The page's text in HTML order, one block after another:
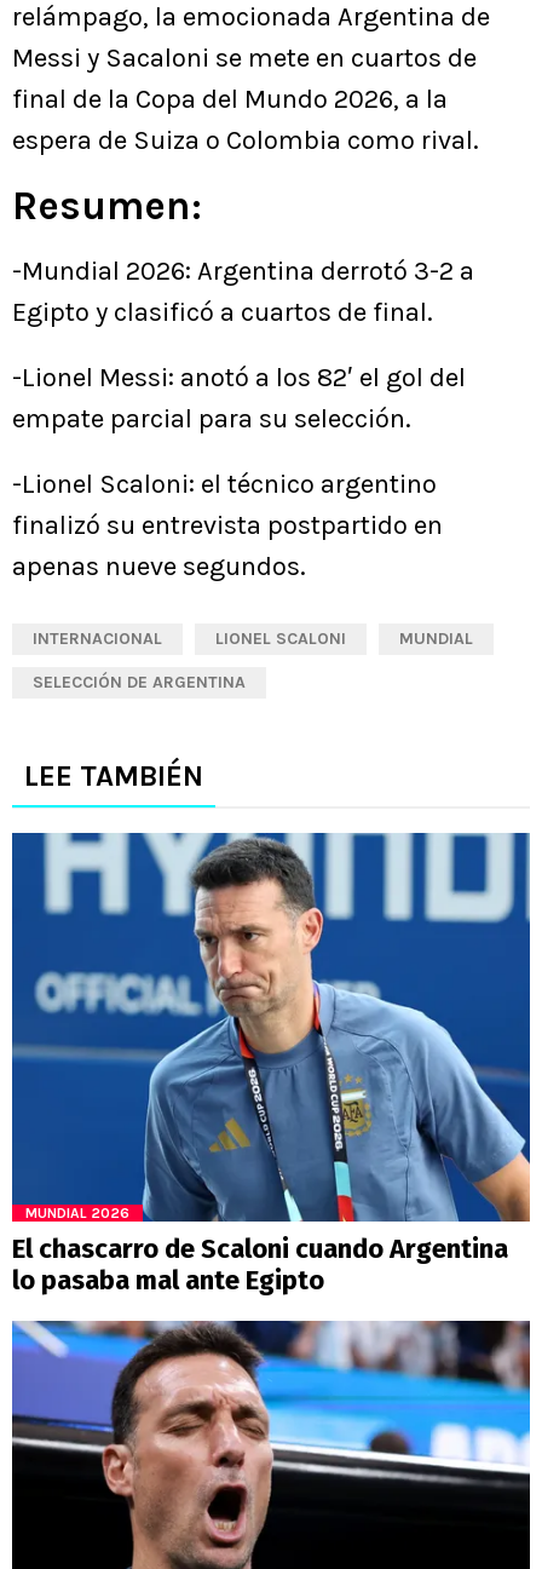
relámpago, la emocionada Argentina de
Messi y Sacaloni se mete en cuartos de
final de la Copa del Mundo 2026, a la
espera de Suiza o Colombia como rival.
Resumen:
-Mundial 2026: Argentina derrotó 3-2 a
Egipto y clasificó a cuartos de final.
-Lionel Messi: anotó a los 82′ el gol del
empate parcial para su selección.
-Lionel Scaloni: el técnico argentino
finalizó su entrevista postpartido en
apenas nueve segundos.
INTERNACIONAL LIONEL SCALONI MUNDIAL
SELECCIÓN DE ARGENTINA
LEE TAMBIÉN
MUNDIAL 2026
El chascarro de Scaloni cuando Argentina
lo pasaba mal ante Egipto